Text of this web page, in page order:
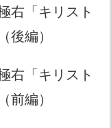
右「キリスト
後編）
右「キリスト
前編）